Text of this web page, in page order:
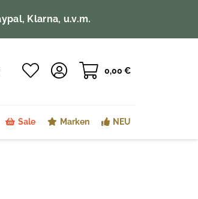
Klarna, u.v.m.
0,00 €
Sale Marken NEU